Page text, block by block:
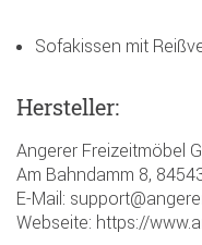
Sofakissen mit
Hersteller:
Angerer Freizeitmöbel
Am Bahndamm 8,
E-Mail:
Webseite: https://